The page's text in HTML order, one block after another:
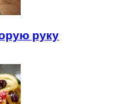
руку